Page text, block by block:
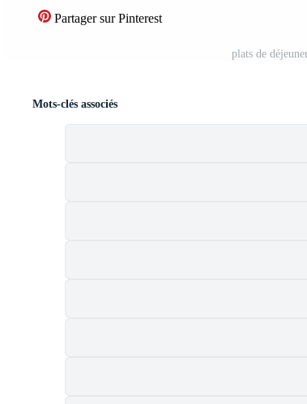
Partager sur Pinterest
plats de
Mots-clés associés